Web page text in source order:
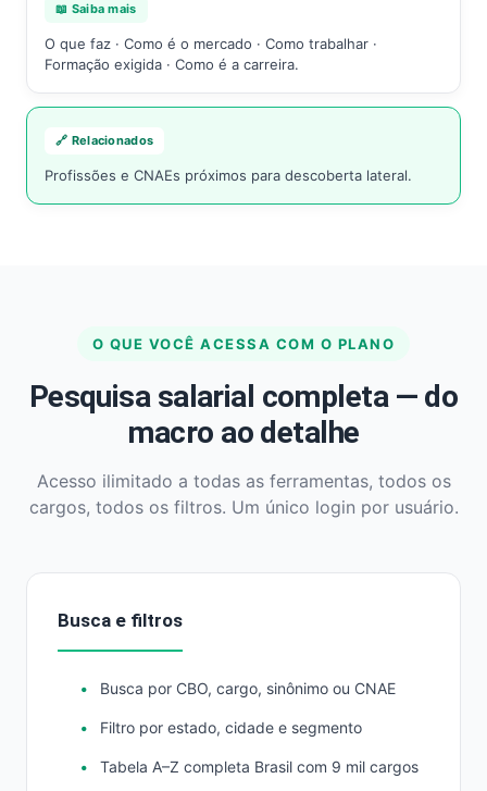
📖 Saiba mais
O que faz · Como é o mercado · Como trabalhar ·
Formação exigida · Como é a carreira.
🔗 Relacionados
Profissões e CNAEs próximos para descoberta lateral.
O QUE VOCÊ ACESSA COM O PLANO
Pesquisa salarial completa — do
macro ao detalhe
Acesso ilimitado a todas as ferramentas, todos os
cargos, todos os filtros. Um único login por usuário.
Busca e filtros
Busca por CBO, cargo, sinônimo ou CNAE
Filtro por estado, cidade e segmento
Tabela A–Z completa Brasil com 9 mil cargos